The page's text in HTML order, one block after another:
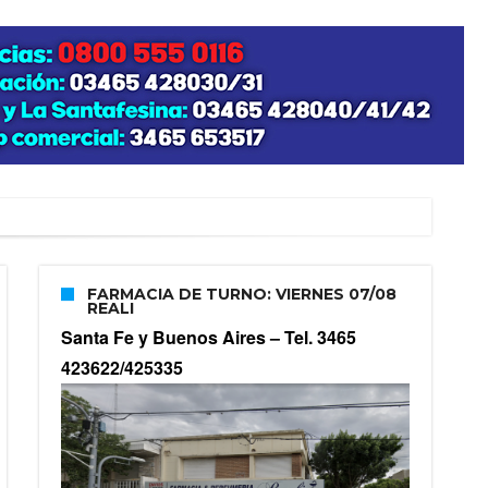
FARMACIA DE TURNO: VIERNES 07/08
REALI
Santa Fe y Buenos Aires –Tel. 3465
423622/425335